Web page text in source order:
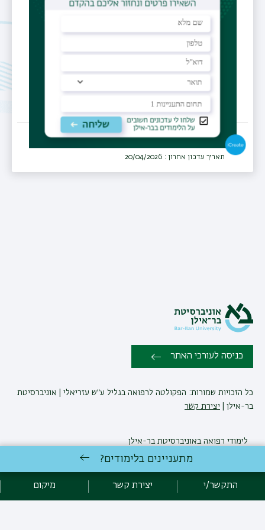
מחלקה
אנדוקרינולוגיה
תאריך עדכון אחרון : 20/04/2026
כניסה לעורכי האתר
כל הזכויות שמורות: הפקולטה לרפואה בגליל ע״ש עזריאלי | אוניברסיטת
בר-אילן | יצירת קשר
לימודי רפואהבאוניברסיטת בר-אילן
אגף תקשוב, אוניברסיטת בר-אילן
אקדימה בר-אילן
מתעניינים בלימודים?
התקשר/י יצירת קשר מיקום